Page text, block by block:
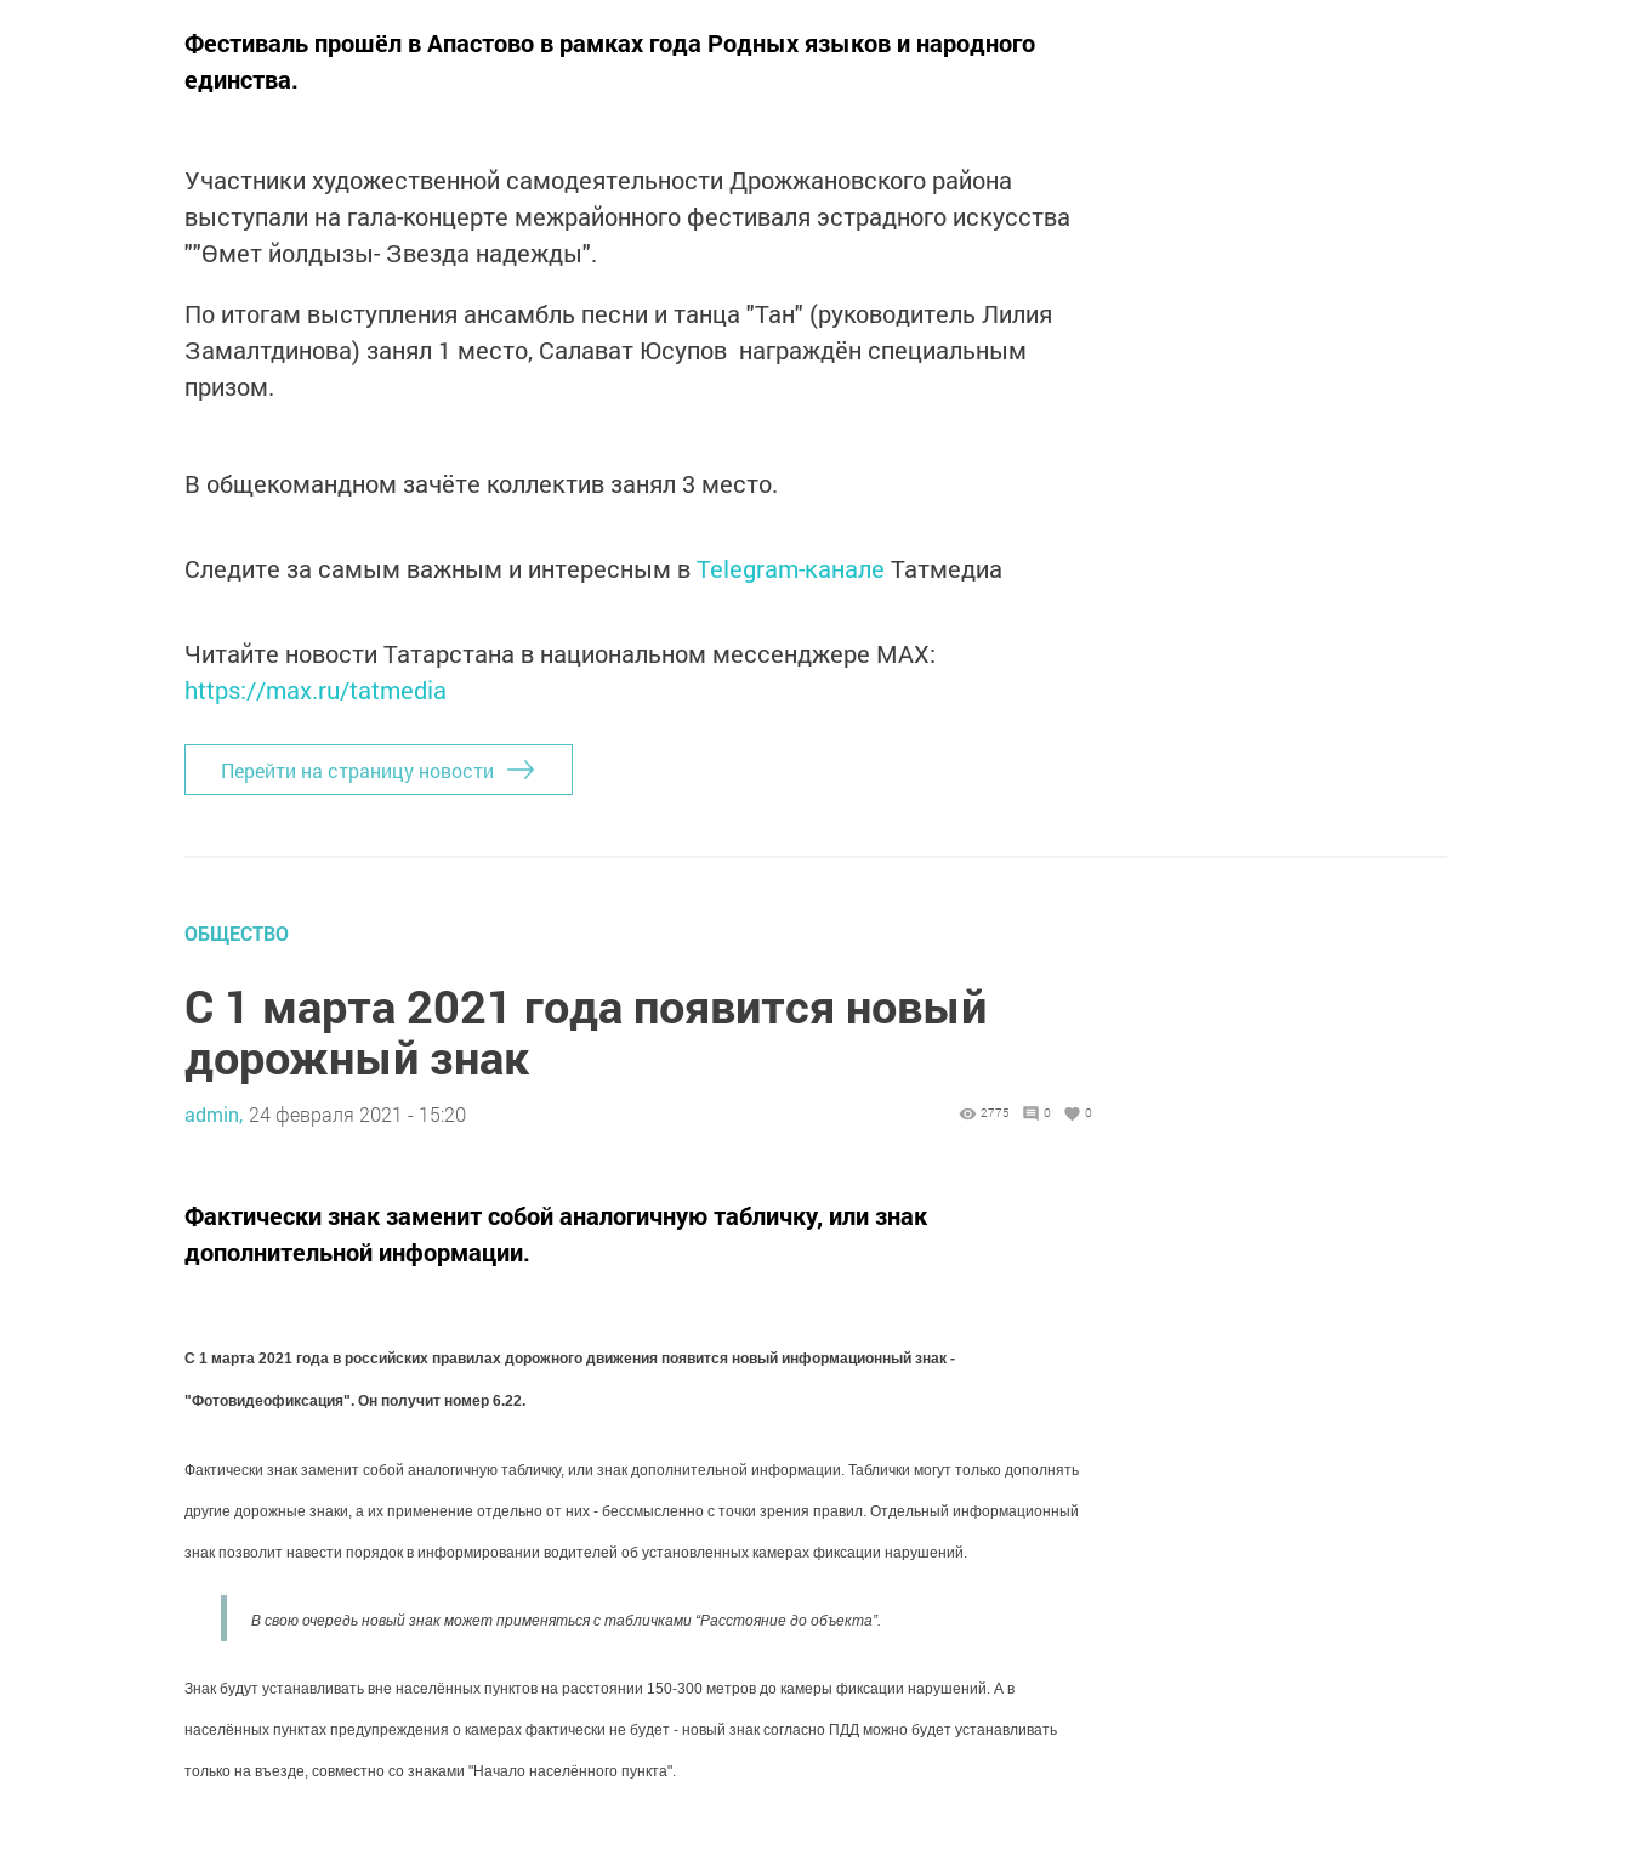
Фестиваль прошёл в Апастово в рамках года Родных языков и народного
единства.
Участники художественной самодеятельности Дрожжановского района
выступали на гала-концерте межрайонного фестиваля эстрадного искусства
""Өмет йолдызы- Звезда надежды".
По итогам выступления ансамбль песни и танца "Тан" (руководитель Лилия
Замалтдинова) занял 1 место, Салават Юсупов награждён специальным
призом.
В общекомандном зачёте коллектив занял 3 место.
Следите за самым важным и интересным вTelegram-канале Татмедиа
Читайте новости Татарстана в национальном мессенджере MАХ:
https://max.ru/tatmedia
Перейти на страницу новости
ОБЩЕСТВО
С 1 марта 2021 года появится новый
дорожный знак
admin, 24 февраля 2021 - 15:20 2775 0 0
Фактически знак заменит собой аналогичную табличку, или знак
дополнительной информации.
С 1 марта 2021 года в российских правилах дорожного движения появится новый информационный знак -
"Фотовидеофиксация". Он получит номер 6.22.
Фактически знак заменит собой аналогичную табличку, или знак дополнительной информации. Таблички могут только дополнять
другие дорожные знаки, а их применение отдельно от них - бессмысленно с точки зрения правил. Отдельный информационный
знак позволит навести порядок в информировании водителей об установленных камерах фиксации нарушений.
В свою очередь новый знак может применяться с табличками “Расстояние до объекта”.
Знак будут устанавливать вне населённых пунктов на расстоянии 150-300 метров до камеры фиксации нарушений. А в
населённых пунктах предупреждения о камерах фактически не будет - новый знак согласно ПДД можно будет устанавливать
только на въезде, совместно со знаками "Начало населённого пункта".